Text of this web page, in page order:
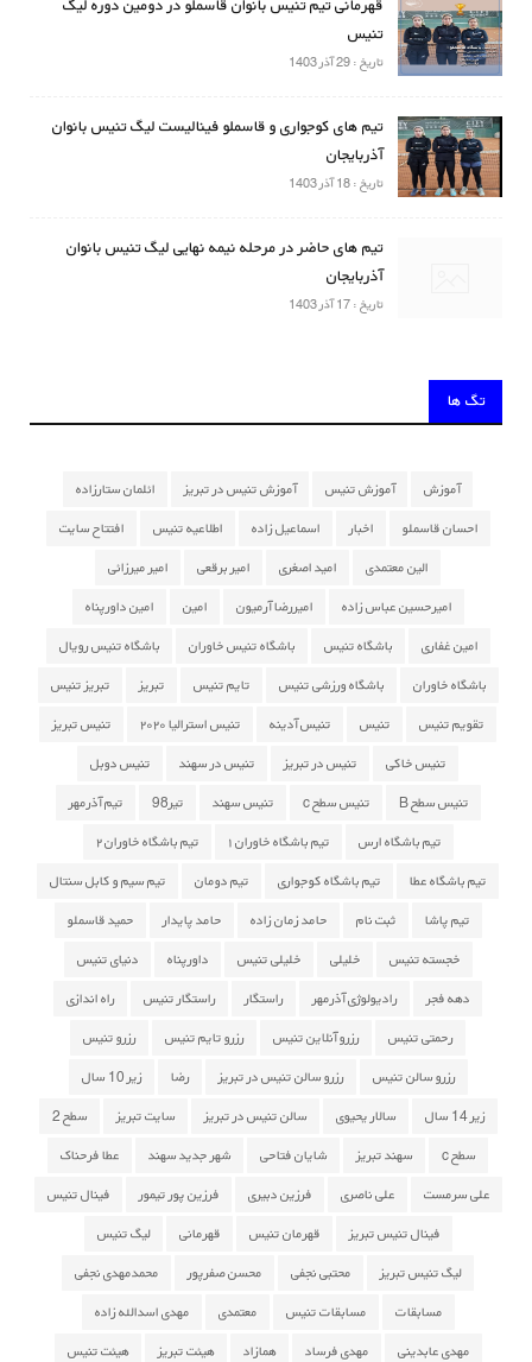
قهرمانی تیم تنیس بانوان قاسملو در دومین دوره لیگ
تنیس
تاریخ : 29 آذر 1403
تیم های کوجواری و قاسملو فینالیست لیگ تنیس بانوان
آذربایجان
تاریخ : 18 آذر 1403
تیم های حاضر در مرحله نیمه نهایی لیگ تنیس بانوان
آذربایجان
تاریخ : 17 آذر 1403
تگ ها
آموزش آموزش تنیس آموزش تنیس در تبریز ائلمان ستارزاده
احسان قاسملو اخبار اسماعیل زاده اطلاعیه تنیس افتتاح سایت
الین معتمدی امید اصغری امیر برقعی امیر میرزائی
امیرحسین عباس زاده امیررضا آرمیون امین امین داورپناه
امین غفاری باشگاه تنیس باشگاه تنیس خاوران باشگاه تنیس رویال
باشگاه خاوران باشگاه ورزشی تنیس تایم تنیس تبریز تبریز تنیس
تقویم تنیس تنیس تنیس آدینه تنیس استرالیا ۲۰۲۰ تنیس تبریز
تنیس خاکی تنیس در تبریز تنیس در سهند تنیس دوبل
تنیس سطح B تنیس سطح c تنیس سهند تیر98 تیم آذرمهر
تیم باشگاه ارس تیم باشگاه خاوران ۱ تیم باشگاه خاوران ۲
تیم باشگاه عطا تیم باشگاه کوجواری تیم دومان تیم سیم و کابل سنتال
تیم پاشا ثبت نام حامد زمان زاده حامد پایدار حمید قاسملو
خجسته تنیس خلیلی خلیلی تنیس داورپناه دنیای تنیس
دهه فجر رادیولوژی آذرمهر راستگار راستگار تنیس راه اندازی
رحمتی تنیس رزرو آنلاین تنیس رزرو تایم تنیس رزرو تنیس
رزرو سالن تنیس رزرو سالن تنیس در تبریز رضا زیر 10 سال
زیر 14 سال سالار یحیوی سالن تنیس در تبریز سایت تبریز سطح 2
سطح c سهند تبریز شایان فتاحی شهر جدید سهند عطا فرحناک
علی سرمست علی ناصری فرزین دبیری فرزین پور تیمور فینال تنیس
فینال تنیس تبریز قهرمان تنیس قهرمانی لیگ تنیس
لیگ تنیس تبریز محتبی نجفی محسن صفرپور محمدمهدی نجفی
مسابقات مسابقات تنیس معتمدی مهدی اسدالله زاده
مهدی عابدینی مهدی فرساد همازاد هیئت تبریز هیئت تنیس